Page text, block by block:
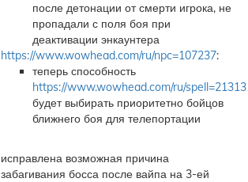
после детонации от смерти игрока, не
пропадали с поля боя при
деактивации энкаунтера
https://www.wowhead.com/ru/npc=107237:
теперь способность
https://www.wowhead.com/ru/
будет выбирать приоритетно бойцов
ближнего боя для телепортации
исправлена возможная причина
забагивания босса после вайпа на 3-ей